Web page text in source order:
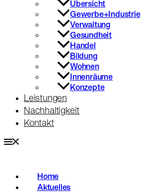
Übersicht
Gewerbe+Industrie
Verwaltung
Gesundheit
Handel
Bildung
Wohnen
Innenräume
Konzepte
Leistungen
Nachhaltigkeit
Kontakt
Home
Aktuelles